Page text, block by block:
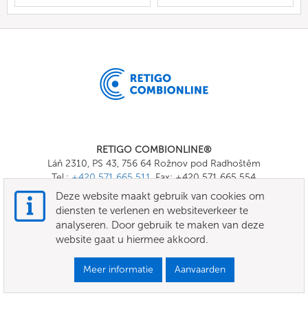
RETIGO COMBIONLINE®
Láň 2310, PS 43, 756 64 Rožnov pod Radhoštěm
Tel.:+420 571 665 511, Fax: +420 571 665 554
E-mail:
info@combionline.com
OnlineMenu
VOORWAARDEN
Deze website maakt gebruik van cookies om
diensten te verlenen en websiteverkeer te
analyseren. Door gebruik te maken van deze
website gaat u hiermee akkoord.
Meer informatie Aanvaarden